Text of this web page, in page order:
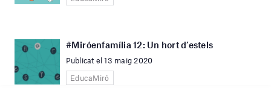
#Miróenfamília 12: Un hort d’estels
Publicat el 13 maig 2020
EducaMiró